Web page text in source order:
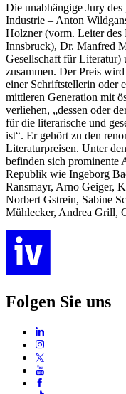
Die unabhängige Jury
Industrie – Anton
Holzner (vorm. Leiter
Innsbruck), Dr. Manfred
Gesellschaft für
zusammen. Der Preis
einer Schriftstellerin oder
mittleren Generation mit
verliehen, „dessen oder
für die literarische und
ist“. Er gehört zu den
Literaturpreisen. Unter
befinden sich prominente
Republik wie Ingeborg
Ransmayr, Arno Geiger,
Norbert Gstrein, Sabine
Mühlecker, Andrea Grill,
Folgen Sie uns